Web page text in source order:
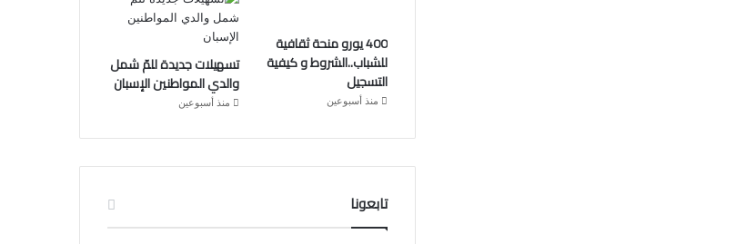
400 يورو منحة ثقافية
للشباب..الشروط و كيفية
التسجيل
منذ أسبوعين
تسهيلات جديدة للمّ شمل
والدي المواطنين الإسبان
منذ أسبوعين
تابعونا